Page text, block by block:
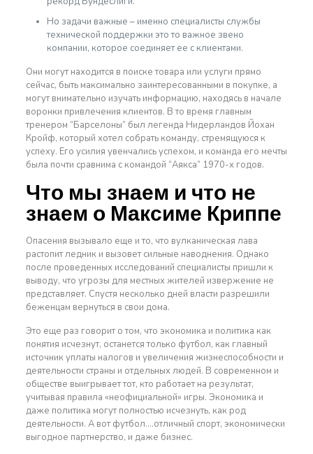
Но задачи важные – именно специалисты службы
технической поддержки это то важное звено
компании, которое соединяет ее с клиентами.
Они могут находится в поиске товара или услуги прямо
сейчас, быть максимально заинтересованными в покупке, а
могут внимательно изучать информацию, находясь в начале
воронки привлечения клиентов. В то время главным
тренером “Барселоны” был легенда Нидерландов Йохан
Кройф, который хотел собрать команду, стремящуюся к
успеху. Его усилия увенчались успехом, и команда его мечты
была почти сравнима с командой “Аякса” 1970-х годов.
Что мы знаем и что не
знаем о Максиме Криппе
Опасения вызывало еще и то, что вулканическая лава
растопит ледник и вызовет сильные наводнения. Однако
после проведенных исследований специалисты пришли к
выводу, что угрозы для местных жителей извержение не
представляет. Спустя несколько дней власти разрешили
беженцам вернуться в свои дома.
Это еще раз говорит о том, что экономика и политика как
понятия исчезнут, останется только футбол, как главный
источник уплаты налогов и увеличения жизнеспособности и
деятельности страны и отдельных людей. В современном и
обществе выигрывает тот, кто работает на результат,
учитывая правила «неофициальной» игры. Экономика и
даже политика могут полностью исчезнуть, как род
деятельности. А вот футбол….отличный спорт, экономически
выгодное партнерство, и даже бизнес.